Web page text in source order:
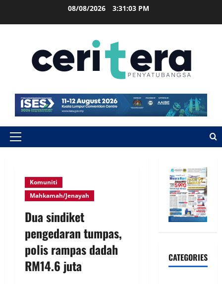
08/08/2026 3:31:04 PM
Komuniti
Mahkamah/Jenayah
Dua sindiket
pengedaran tumpas,
polis rampas dadah
RM14.6 juta
CATEGORIES